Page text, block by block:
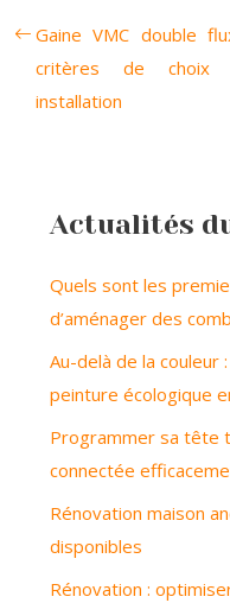
Gaine VMC double
critères de choix
installation
Actualités
Quels sont les
d’aménager des
Au-delà de la couleur
peinture écologique
Programmer sa tête
connectée
Rénovation maison
disponibles
Rénovation :